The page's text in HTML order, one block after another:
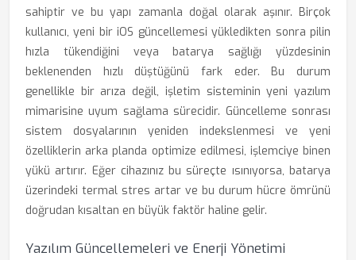
sahiptir ve bu yapı zamanla doğal olarak aşınır. Birçok
kullanıcı, yeni bir iOS güncellemesi yükledikten sonra pilin
hızla tükendiğini veya batarya sağlığı yüzdesinin
beklenenden hızlı düştüğünü fark eder. Bu durum
genellikle bir arıza değil, işletim sisteminin yeni yazılım
mimarisine uyum sağlama sürecidir. Güncelleme sonrası
sistem dosyalarının yeniden indekslenmesi ve yeni
özelliklerin arka planda optimize edilmesi, işlemciye binen
yükü artırır. Eğer cihazınız bu süreçte ısınıyorsa, batarya
üzerindeki termal stres artar ve bu durum hücre ömrünü
doğrudan kısaltan en büyük faktör haline gelir.
Yazılım Güncellemeleri ve Enerji Yönetimi